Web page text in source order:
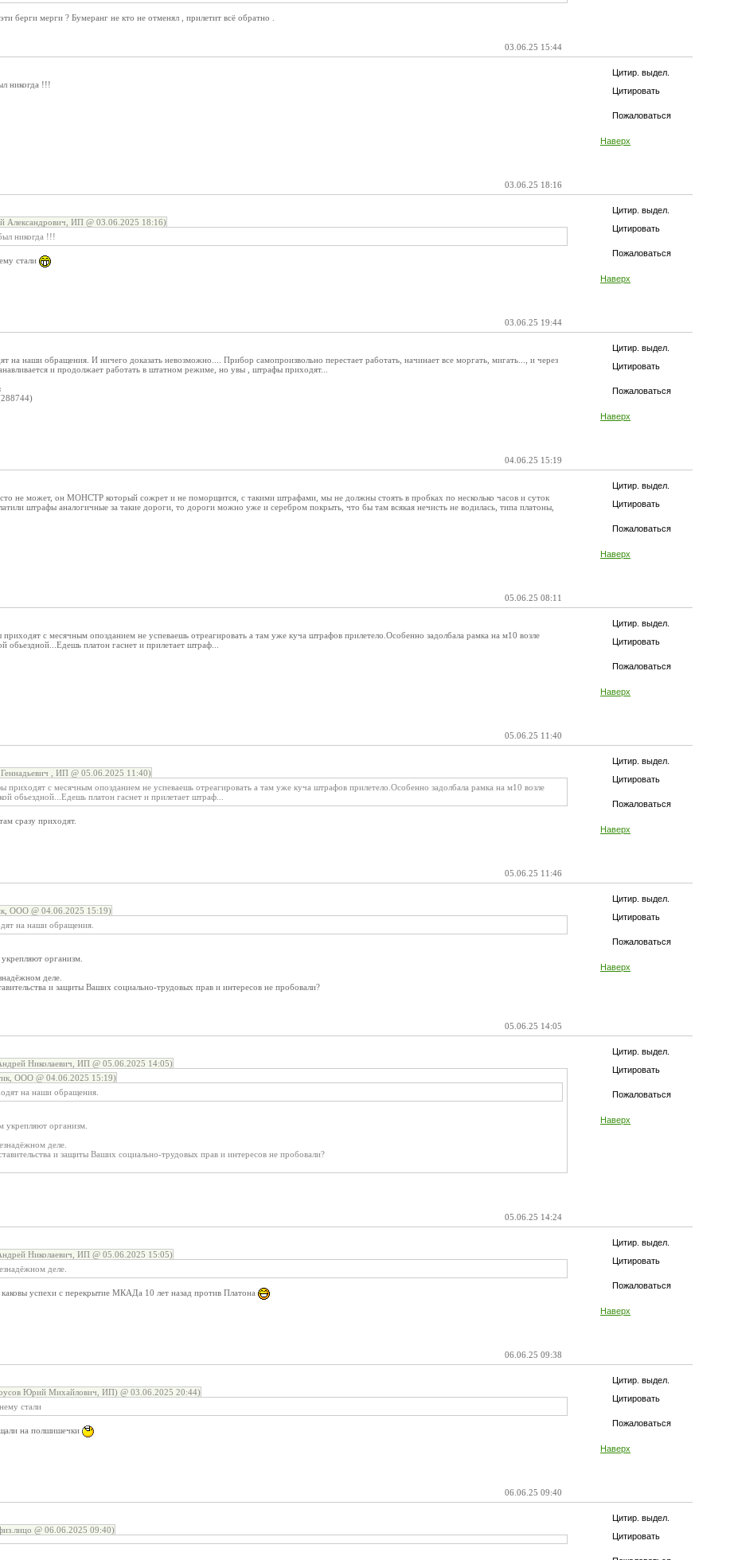
берги мерги ? Бумеранг не кто не отменял , прилетит всё обратно .
03.06.25 15:44
Цитир. выдел.
Цитировать
Пожаловаться
Наверх
никогда !!!
03.06.25 18:16
Цитир. выдел.
Цитировать
Пожаловаться
Наверх
Александрович, ИП @ 03.06.2025 18:16)
никогда !!!
стали
03.06.25 19:44
Цитир. выдел.
Цитировать
Пожаловаться
Наверх
на наши обращения. И ничего доказать невозможно.... Прибор самопроизвольно перестает работать, начинает все моргать, мигать..., и через
и продолжает работать в штатном режиме, но увы , штрафы приходят...
04.06.25 15:19
Цитир. выдел.
Цитировать
Пожаловаться
Наверх
не может, он МОНСТР который сожрет и не поморщится, с такими штрафами, мы не должны стоять в пробках по несколько часов и суток
штрафы аналогичные за такие дороги, то дороги можно уже и серебром покрыть, что бы там всякая нечисть не водилась, типа платоны,
05.06.25 08:11
Цитир. выдел.
Цитировать
Пожаловаться
Наверх
с месячным опозданием не успеваешь отреагировать а там уже куча штрафов прилетело.Особенно задолбала рамка на м10 возле
обьездной...Едешь платон гаснет и прилетает штраф...
05.06.25 11:40
Цитир. выдел.
Цитировать
Пожаловаться
Наверх
, ИП @ 05.06.2025 11:40)
приходят с месячным опозданием не успеваешь отреагировать а там уже куча штрафов прилетело.Особенно задолбала рамка на м10 возле
обьездной...Едешь платон гаснет и прилетает штраф...
сразу приходят.
05.06.25 11:46
Цитир. выдел.
Цитировать
Пожаловаться
Наверх
ООО @ 04.06.2025 15:19)
на наши обращения.
организм.
деле.
и защиты Ваших социально-трудовых прав и интересов не пробовали?
05.06.25 14:05
Цитир. выдел.
Цитировать
Пожаловаться
Наверх
Николаевич, ИП @ 05.06.2025 14:05)
ООО @ 04.06.2025 15:19)
на наши обращения.
укрепляют организм.
деле.
и защиты Ваших социально-трудовых прав и интересов не пробовали?
05.06.25 14:24
Цитир. выдел.
Цитировать
Пожаловаться
Наверх
Николаевич, ИП @ 05.06.2025 15:05)
деле.
успехи с перекрытие МКАДа 10 лет назад против Платона
06.06.25 09:38
Цитир. выдел.
Цитировать
Пожаловаться
Наверх
Юрий Михайлович, ИП) @ 03.06.2025 20:44)
стали
на полшишечки
06.06.25 09:40
Цитир. выдел.
Цитировать
@ 06.06.2025 09:40)